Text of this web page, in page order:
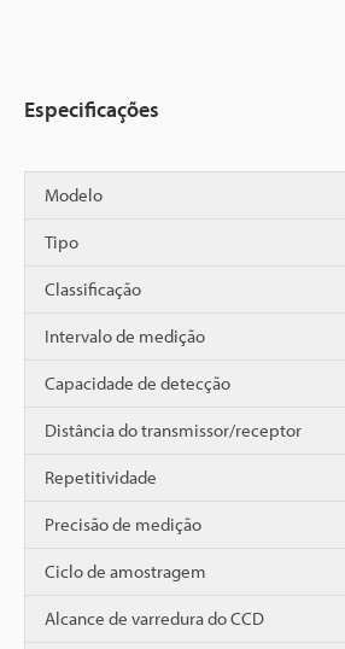
Especificações
Modelo
Tipo
Classificação
Intervalo de medição
Capacidade de detecção
Distância do transmissor/receptor
Repetitividade
Precisão de medição
Ciclo de amostragem
Alcance de varredura do CCD